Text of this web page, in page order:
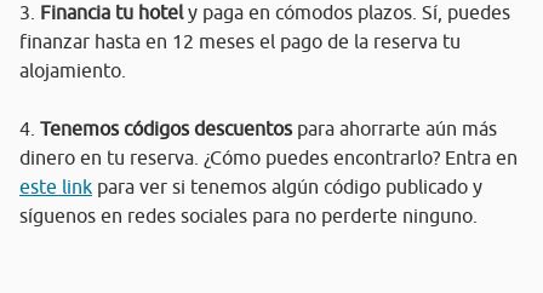
3. Financia tu hotely paga en cómodos plazos. Sí, puedes
finanzar hasta en 12 meses el pago de la reserva tu
alojamiento.
4. Tenemos códigos descuentos para ahorrarte aún más
dinero en tu reserva. ¿Cómo puedes encontrarlo? Entra en
este link para ver si tenemos algún código publicado y
síguenos en redes sociales para no perderte ninguno.